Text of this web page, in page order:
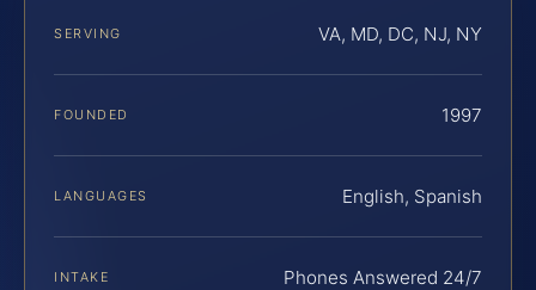
SERVING VA, MD, DC, NJ, NY
FOUNDED 1997
LANGUAGES English, Spanish
INTAKE Phones Answered 24/7